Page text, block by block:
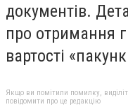
документів.
про отримання
вартості
Якщо ви помітили помилку,
повідомити про це редакцію